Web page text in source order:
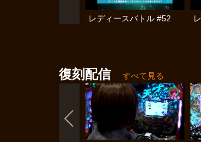
レディースバトル #52
復刻配信 すべて見る